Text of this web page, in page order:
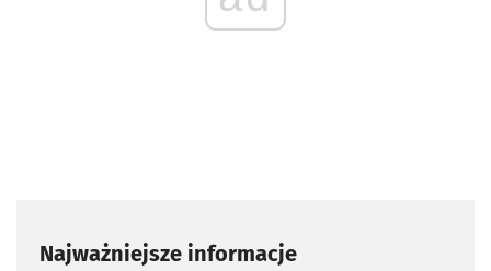
Najważniejsze informacje